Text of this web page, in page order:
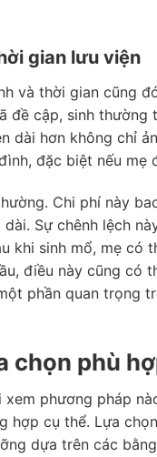
gian lưu viện
và thời gian cũng
cập, sinh thường
dài hơn không chỉ
đặc biệt nếu mẹ
Chi phí này
Sự chênh lệch
khi sinh mổ, mẹ có
điều này cũng có
phần quan trọng
chọn phù
phương pháp
hợp cụ thể. Lựa
dựa trên các